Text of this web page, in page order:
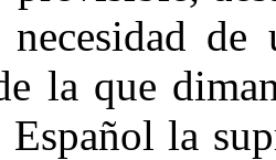
la que
la